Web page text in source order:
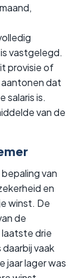
vastgelegd.
provisie of
aantonen dat
salaris is.
van de
van
en
winst. De
de
drie
vaak
jaar lager was